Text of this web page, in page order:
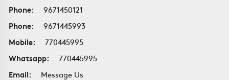
Phone:
9671450121
Phone:
9671445993
Mobile:
770445995
Whatsapp:
770445995
Email:
Message Us